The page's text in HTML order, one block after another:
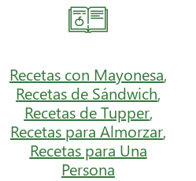
Recetas con Mayonesa,
Recetas de Sándwich,
Recetas de Tupper,
Recetas para Almorzar,
Recetas para Una
Persona